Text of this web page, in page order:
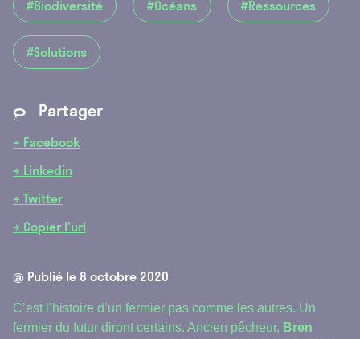
#Biodiversité #Océans #Ressources
#Solutions
* Partager
→ Facebook
→ Linkedin
→ Twitter
→ Copier l'url
@ Publié le 8 octobre 2020
C’est l’histoire d’un fermier pas comme les autres. Un
fermier du futur diront certains. Ancien pêcheur, Bren